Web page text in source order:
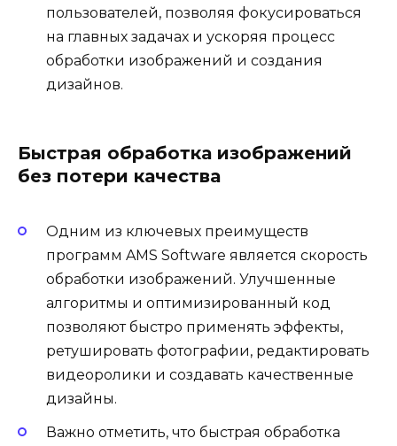
пользователей, позволяя фокусироваться
на главных задачах и ускоряя процесс
обработки изображений и создания
дизайнов.
Быстрая обработка изображений
без потери качества
Одним из ключевых преимуществ
программ AMS Software является скорость
обработки изображений. Улучшенные
алгоритмы и оптимизированный код
позволяют быстро применять эффекты,
ретушировать фотографии, редактировать
видеоролики и создавать качественные
дизайны.
Важно отметить, что быстрая обработка